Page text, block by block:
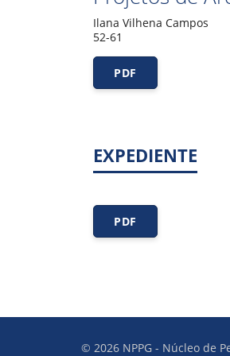
Ilana Vilhena Campos
52-61
PDF
EXPEDIENTE
PDF
© 2026 NPPG - Núcleo de